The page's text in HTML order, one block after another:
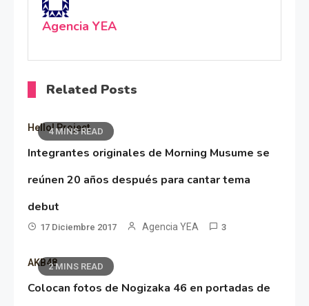
Agencia YEA
Related Posts
4 MINS READ
Hello! Project
Integrantes originales de Morning Musume se
reúnen 20 años después para cantar tema
debut
17 Diciembre 2017 Agencia YEA 3
2 MINS READ
AKB48
Colocan fotos de Nogizaka 46 en portadas de